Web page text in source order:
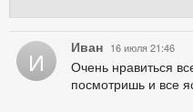
И Иван 16 июля 21:46
Очень нравиться
посмотришь и все